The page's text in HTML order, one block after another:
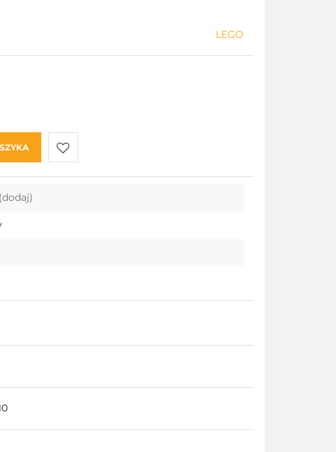
LEGO
Do
(dodaj)